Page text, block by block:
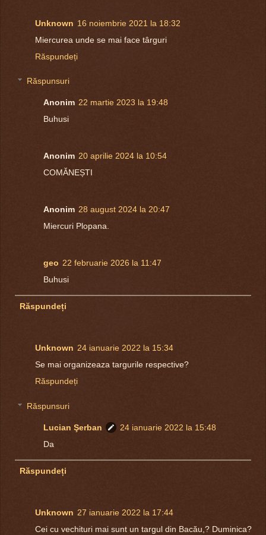
Unknown 16 noiembrie 2021 la 18:32
Miercurea unde se mai face târguri
Răspundeți
Răspunsuri
Anonim 22 martie 2023 la 19:48
Buhusi
Anonim 20 aprilie 2024 la 10:54
COMĂNEȘTI
Anonim 28 august 2024 la 20:47
Miercuri Plopana.
geo 22 februarie 2026 la 11:47
Buhusi
Răspundeți
Unknown 24 ianuarie 2022 la 15:34
Se mai organizeaza targurile respective?
Răspundeți
Răspunsuri
Lucian Şerban
24 ianuarie 2022 la 15:48
Da
Răspundeți
Unknown 27 ianuarie 2022 la 17:44
Cei cu vechituri mai sunt un targul din Bacău,? Duminica?